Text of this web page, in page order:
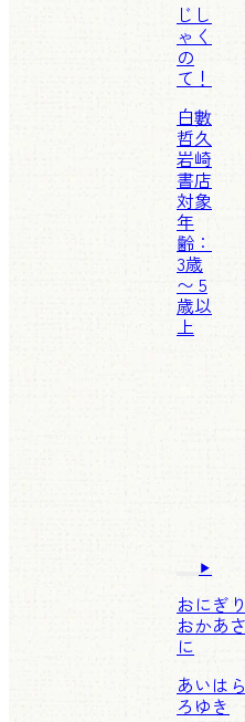
じし
ゃく
の
て！
白數
哲久
岩崎
書店
対象
年
齢：
3歳
〜 5
歳以
上
おにぎ
おかあ
に
あいは
ろゆき